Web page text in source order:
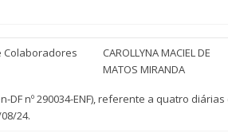
Colaboradores
CAROLLYNA MACIEL DE
MATOS MIRANDA
DF nº 290034-ENF), referente a quatro
24.